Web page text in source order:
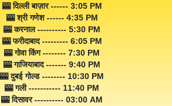
🎰 दिल्ली बाज़ार ------ 3:05 PM
🎰 श्री गणेश ------ 4:35 PM
🎰 करनाल ---------- 5:30 PM
🎰 फरीदाबाद --------- 6:05 PM
🎰 गोवा किंग -------- 7:30 PM
🎰 गाजियाबाद ------- 9:40 PM
🎰 दुबई गोल्ड -------- 10:30 PM
🎰 गली ----------- 11:40 PM
🎰 दिसावर ---------- 03:00 AM